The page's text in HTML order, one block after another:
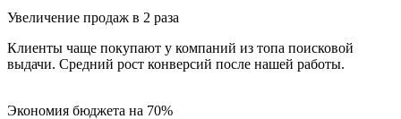
Увеличение продаж в 2 раза
Клиенты чаще покупают у компаний из топа поисковой
выдачи. Средний рост конверсий после нашей работы.
Экономия бюджета на 70%